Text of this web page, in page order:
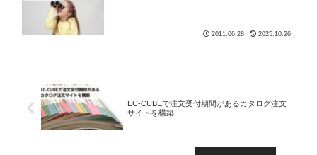
2011.06.28 2025.10.26
EC-CUBEで注文受付期間があるカタログ注文
サイトを構築